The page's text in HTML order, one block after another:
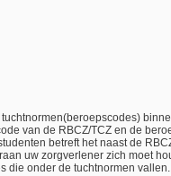
van de RBCZ/TCZ en de
betreft het naast de
uw zorgverlener zich moet
die onder de tuchtnormen vallen.